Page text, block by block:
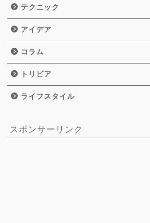
テクニック
アイデア
コラム
トリビア
ライフスタイル
スポンサーリンク